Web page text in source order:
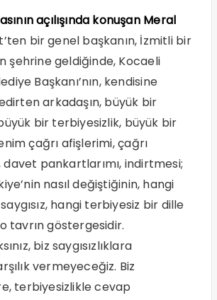
açılışında konuşan Meral
bir genel başkanın, İzmitli bir
şehrine geldiğinde, Kocaeli
Başkanı’nın, kendisine
arkadaşın, büyük bir
bir terbiyesizlik, büyük bir
çağrı afişlerimi, çağrı
davet pankartlarımı, indirtmesi;
nasıl değiştiğinin, hangi
hangi terbiyesiz bir dille
tavrın göstergesidir.
biz saygısızlıklara
vermeyeceğiz. Biz
terbiyesizlikle cevap